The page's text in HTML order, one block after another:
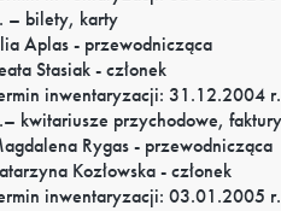
– bilety, karty
Aplas - przewodnicząca
Stasiak - członek
inwentaryzacji: 31.12.2004 r.
kwitariusze przychodowe,
Rygas - przewodnicząca
Kozłowska - członek
inwentaryzacji: 03.01.2005